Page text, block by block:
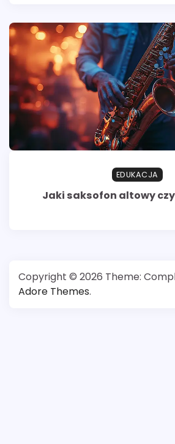
EDUKACJA
Jaki saksofon altowy
Copyright © 2026 Theme:
Adore Themes.